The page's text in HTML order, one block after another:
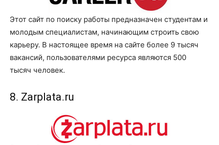
Этот сайт по поиску работы предназначен студентам и
молодым специалистам, начинающим строить свою
карьеру. В настоящее время на сайте более 9 тысяч
вакансий, пользователями ресурса являются 500
тысяч человек.
8. Zarplata.ru